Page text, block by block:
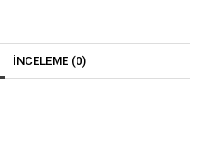
İNCELEME (0)